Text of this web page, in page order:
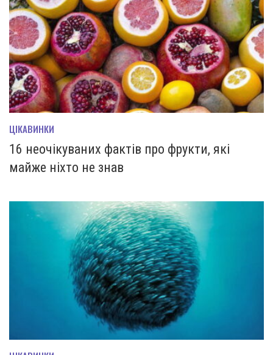
ЦІКАВИНКИ
16 неочікуваних фактів про фрукти, які
майже ніхто не знав